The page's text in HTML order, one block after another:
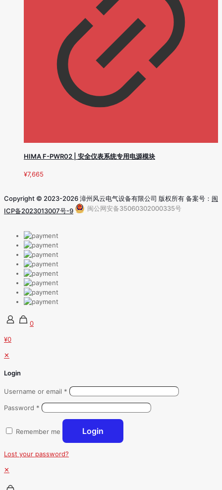
HIMA F-PWR02 | 安全仪表系统专用电源模块
¥7,665
Copyright © 2023-2026 漳州风云电气设备有限公司 版权所有 备案号： 闽
ICP备2023013007号-9
闽公网安备35060302000335号
0
¥0
✕
Login
Username or email *
Password *
Remember me Login
Lost your password?
✕